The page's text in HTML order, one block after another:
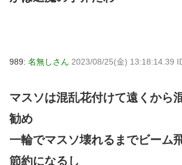
989: 名無しさん 2023/08/25(金) 13:18:14.39
マスソは混乱花付けて遠くから
勧め
一輪でマスソ壊れるまでビーム
節約になるし